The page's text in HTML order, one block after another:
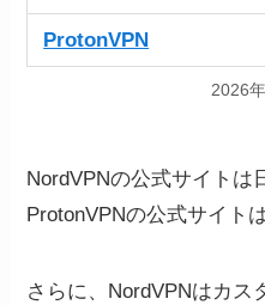
ProtonVPN
2026
NordVPNの公式サイトは
ProtonVPNの公式サイト
さらに、NordVPNはカス